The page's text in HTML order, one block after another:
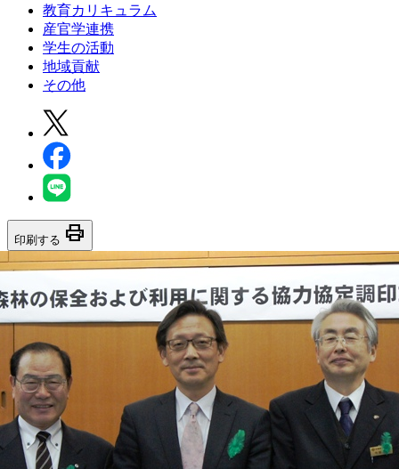
教育カリキュラム
産官学連携
学生の活動
地域貢献
その他
印刷する print